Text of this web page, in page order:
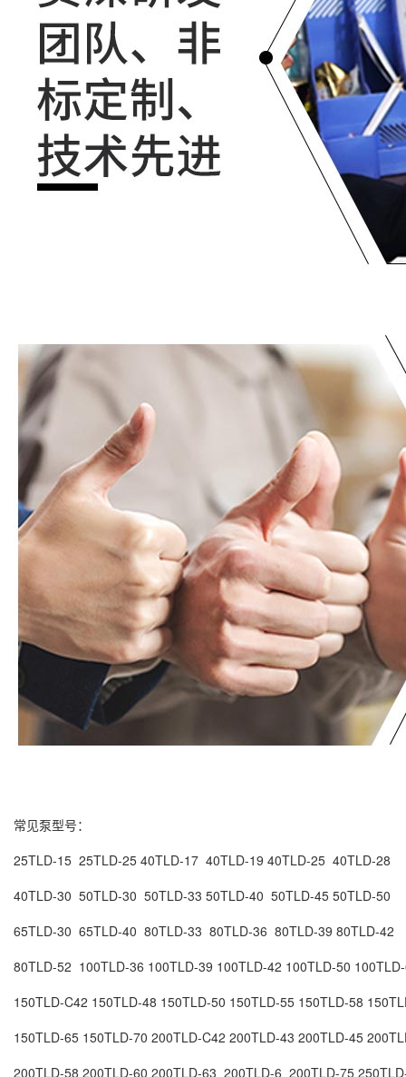
常见泵型号：
25TLD-15 25TLD-25 40TLD-17 40TLD-19 40TLD-25 40TLD-28
40TLD-30 50TLD-30 50TLD-33 50TLD-40 50TLD-45 50TLD-50
65TLD-30 65TLD-40 80TLD-33 80TLD-36 80TLD-39 80TLD-42
80TLD-52 100TLD-36 100TLD-39 100TLD-42 100TLD-50
150TLD-C42 150TLD-48 150TLD-50 150TLD-55 150TLD-58
150TLD-65 150TLD-70 200TLD-C42 200TLD-43 200TLD-45
200TLD-58 200TLD-60 200TLD-63 200TLD-6 200TLD-75